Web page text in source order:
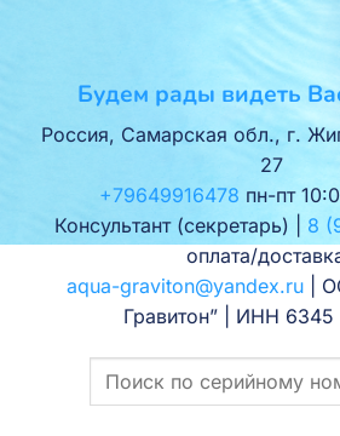
Будем рады видеть
Россия, Самарская обл., г.
27
+79649916478 пн-пт
Консультант (секретарь) | 8
оплата/
aqua-graviton@yandex.ru |
Гравитон” | ИНН